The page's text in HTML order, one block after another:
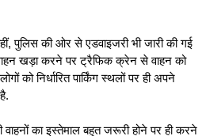
पुलिस की ओर से एडवाइजरी भी जारी की गई
खड़ा करने पर ट्रैफिक क्रेन से वाहन को
को निर्धारित पार्किंग स्थलों पर ही अपने
का इस्तेमाल बहुत जरूरी होने पर ही करने